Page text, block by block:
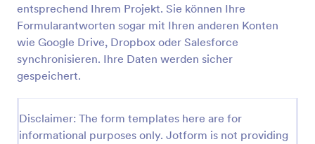
entsprechend Ihrem Projekt. Sie können Ihre
Formularantworten sogar mit Ihren anderen Konten
wie Google Drive, Dropbox oder Salesforce
synchronisieren. Ihre Daten werden sicher
gespeichert.
Disclaimer: The form templates here are for
informational purposes only. Jotform is not providing
um herauszufinden, wie sich neue Mitarbeiter an
einen neuen Arbeitsplatz und eine neue
Arbeitsumgebung anpassen.
Go to Category:
Mitarbeiterbeurteilung Formulare
Vorschau